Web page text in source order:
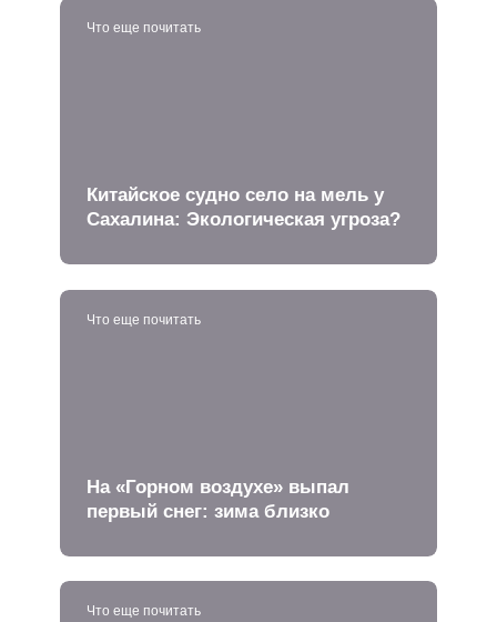
Что еще почитать
Китайское судно село на мель у
Сахалина: Экологическая угроза?
Что еще почитать
На «Горном воздухе» выпал
первый снег: зима близко
Что еще почитать